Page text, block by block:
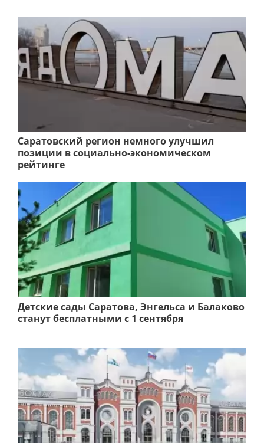
Саратовский регион немного улучшил
позиции в социально-экономическом
рейтинге
Детские сады Саратова, Энгельса и Балаково
станут бесплатными с 1 сентября